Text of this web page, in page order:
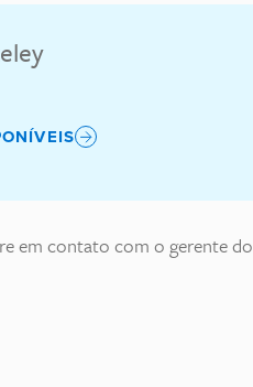
em contato com o gerente do